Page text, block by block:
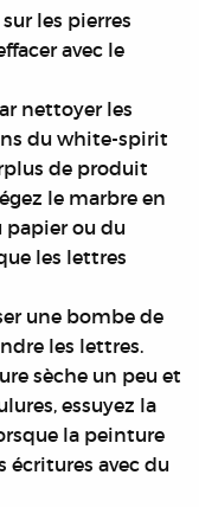
les pierres
avec le
nettoyer les
du white-spirit
de produit
le marbre en
ou du
les lettres
une bombe de
les lettres.
sèche un peu et
essuyez la
la peinture
écritures avec du